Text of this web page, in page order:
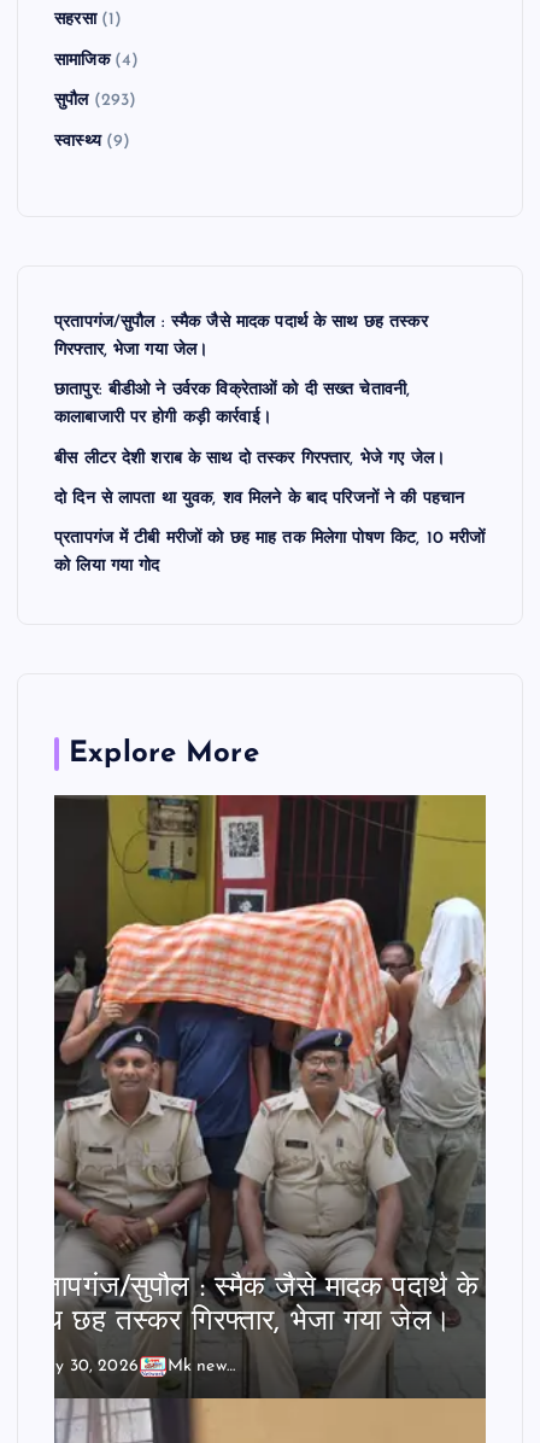
सहरसा(1)
सामाजिक(4)
सुपौल(293)
स्वास्थ्य(9)
प्रतापगंज/सुपौल : स्मैक जैसे मादक पदार्थ के साथ छह तस्कर
गिरफ्तार, भेजा गया जेल।
छातापुर: बीडीओ ने उर्वरक विक्रेताओं को दी सख्त चेतावनी,
कालाबाजारी पर होगी कड़ी कार्रवाई।
बीस लीटर देशी शराब के साथ दो तस्कर गिरफ्तार, भेजे गए जेल।
दो दिन से लापता था युवक, शव मिलने के बाद परिजनों ने की पहचान
प्रतापगंज में टीबी मरीजों को छह माह तक मिलेगा पोषण किट, 10 मरीजों
को लिया गया गोद
Explore More
प्रतापगंज/सुपौल : स्मैक जैसे मादक पदार्थ के
साथ छह तस्कर गिरफ्तार, भेजा गया जेल।
July 30, 2026 Mk news India